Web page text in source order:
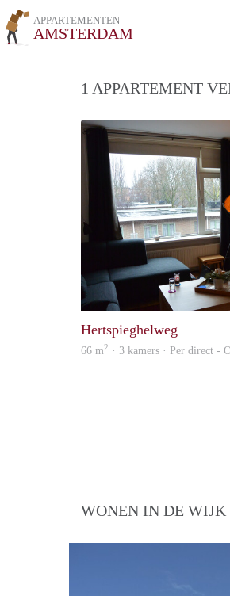
APPARTEMENTEN
AMSTERDAM
1 APPARTEMENT
Hertspieghelweg
66 m2 · 3 kamers · Per direct -
WONEN IN DE WIJK